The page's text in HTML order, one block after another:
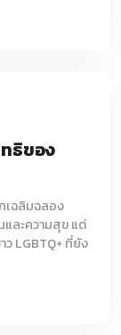
ธิของ
เฉลิมฉลอง
ละความสุข แต่
LGBTQ+ ที่ยัง